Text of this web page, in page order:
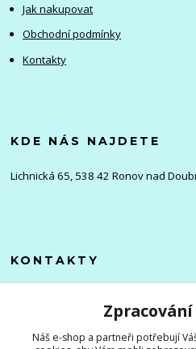
Jak nakupovat
Obchodní podmínky
Kontakty
KDE NÁS NAJDETE
Lichnická 65, 538 42 Ronov nad
KONTAKTY
+420 705 976 386
Náš e-shop a partneři potřebují